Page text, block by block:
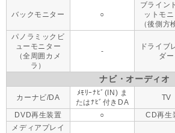
バックモニター ○
ブライン
ットモ
（後側方
パノラミックビ
ューモニター
（全周囲カメ
ラ）
-
ドライブ
ダー
ナビ・オーディオ
カーナビ/DA
ﾒﾓﾘｰﾅﾋﾞ(IN) ま
たはﾅﾋﾞ付きDA
TV
DVD再生装置 ○ CD再生
メディアプレイ